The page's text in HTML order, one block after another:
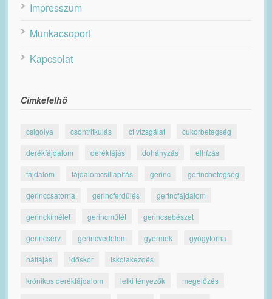
Impresszum
Munkacsoport
Kapcsolat
Címkefelhő
csigolya csontritkulás ct vizsgálat cukorbetegség
derékfájdalom derékfájás dohányzás elhízás
fájdalom fájdalomcsillapítás gerinc gerincbetegség
gerinccsatorna gerincferdülés gerincfájdalom
gerinckímélet gerincműtét gerincsebészet
gerincsérv gerincvédelem gyermek gyógytorna
hátfájás időskor iskolakezdés
krónikus derékfájdalom lelki tényezők megelőzés